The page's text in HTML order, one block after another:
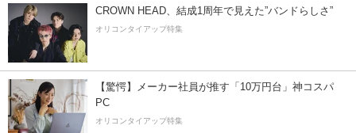
CROWN HEAD、結成1周年で見えた”バンドらしさ”
オリコンタイアップ特集
【驚愕】メーカー社員が推す「10万円台」神コスパ
PC
オリコンタイアップ特集